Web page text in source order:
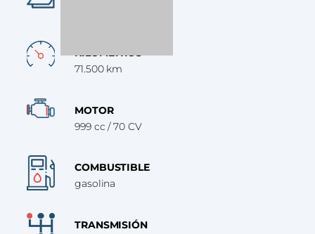
KILÓMETROS
71.500 km
MOTOR
999 cc / 70 CV
COMBUSTIBLE
gasolina
TRANSMISIÓN